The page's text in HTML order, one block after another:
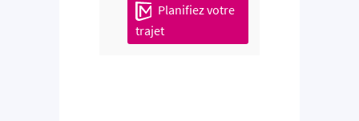
Planifiez votre
trajet